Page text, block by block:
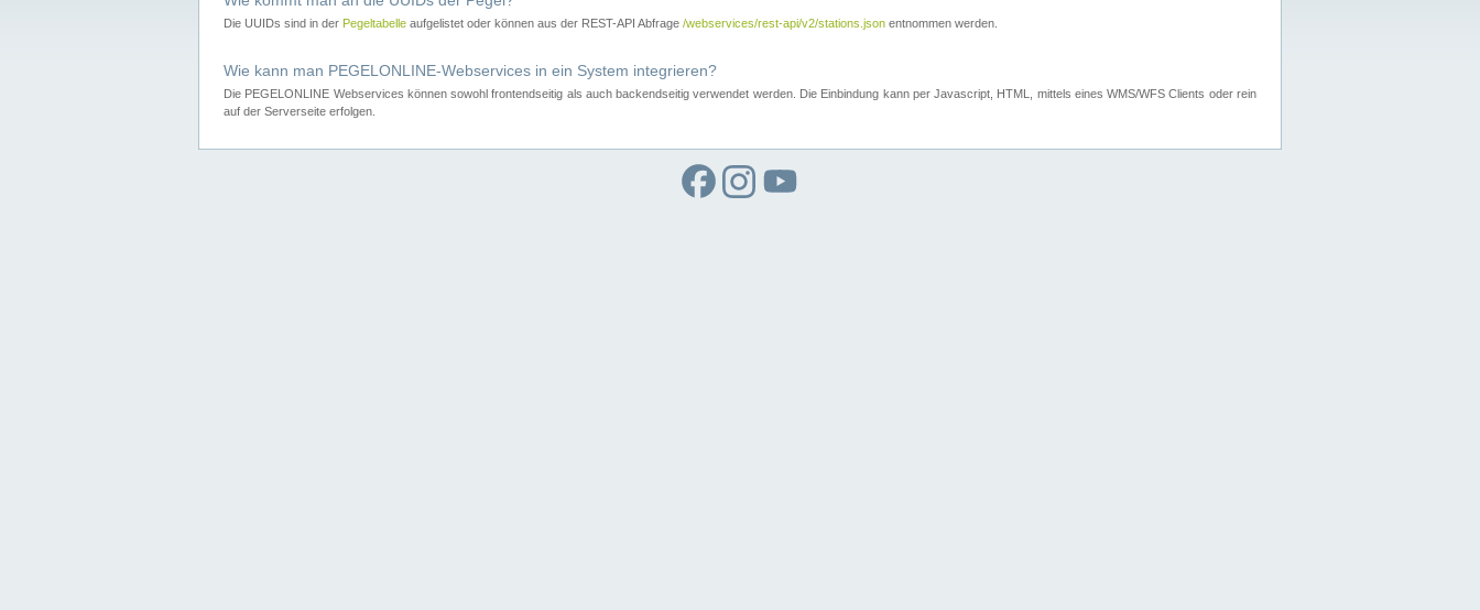
Die UUIDs sind in der Pegeltabelle aufgelistet oder können aus der REST-API Abfrage /webservices/rest-api/v2/stations.json entnommen werden.
Wie kann man PEGELONLINE-Webservices in ein System integrieren?
Die PEGELONLINE Webservices können sowohl frontendseitig als auch backendseitig verwendet werden. Die Einbindung kann per Javascript, HTML, mittels eines WMS/WFS Clients oder rein
auf der Serverseite erfolgen.